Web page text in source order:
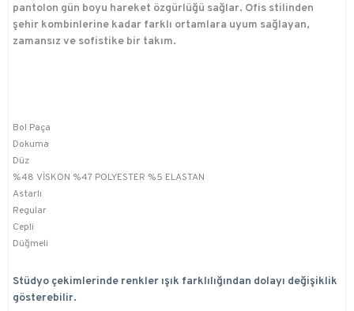
pantolon gün boyu hareket özgürlüğü sağlar. Ofis stilinden
şehir kombinlerine kadar farklı ortamlara uyum sağlayan,
zamansız ve sofistike bir takım.
Bol Paça
Dokuma
Düz
%48 VİSKON %47 POLYESTER %5 ELASTAN
Astarlı
Regular
Cepli
Düğmeli
Stüdyo çekimlerinde renkler ışık farklılığından dolayı değişiklik
gösterebilir.